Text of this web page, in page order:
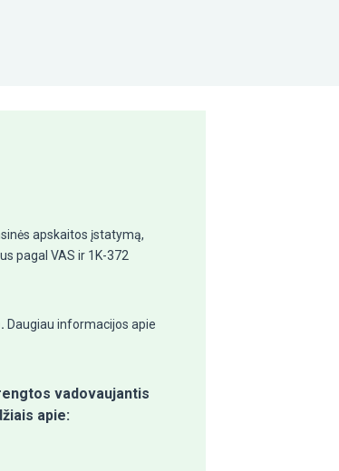
apskaitos įstatymą,
pagal VAS ir 1K-372
Daugiau informacijos apie
vadovaujantis
apie: